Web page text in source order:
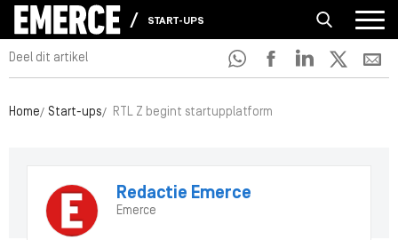
START-UPS
Deel dit artikel
Home Start-ups RTL Z begint startupplatform
Redactie Emerce
Emerce